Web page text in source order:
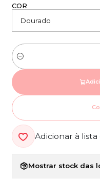
COR
Quantidade
Adicionar à
Mostrar stock das